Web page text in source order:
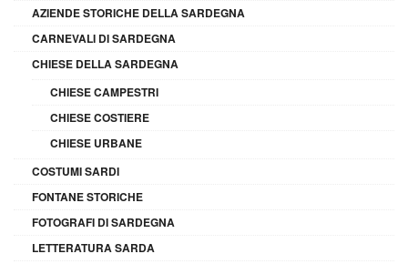
AZIENDE STORICHE DELLA SARDEGNA
CARNEVALI DI SARDEGNA
CHIESE DELLA SARDEGNA
CHIESE CAMPESTRI
CHIESE COSTIERE
CHIESE URBANE
COSTUMI SARDI
FONTANE STORICHE
FOTOGRAFI DI SARDEGNA
LETTERATURA SARDA